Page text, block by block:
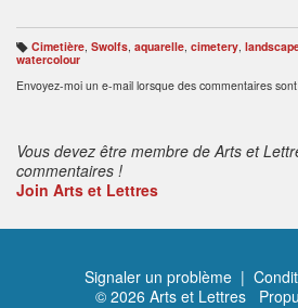
B
ali
s
e
Cimetière, Swolfs, aquarelle, cimetery,
watercolour
Envoyez-moi un e-mail lorsque des commentaires
Vous devez être membre de Arts et
commentaires !
Join Arts et Lettres
Signaler un problème |
© 2026 Arts et Lettres